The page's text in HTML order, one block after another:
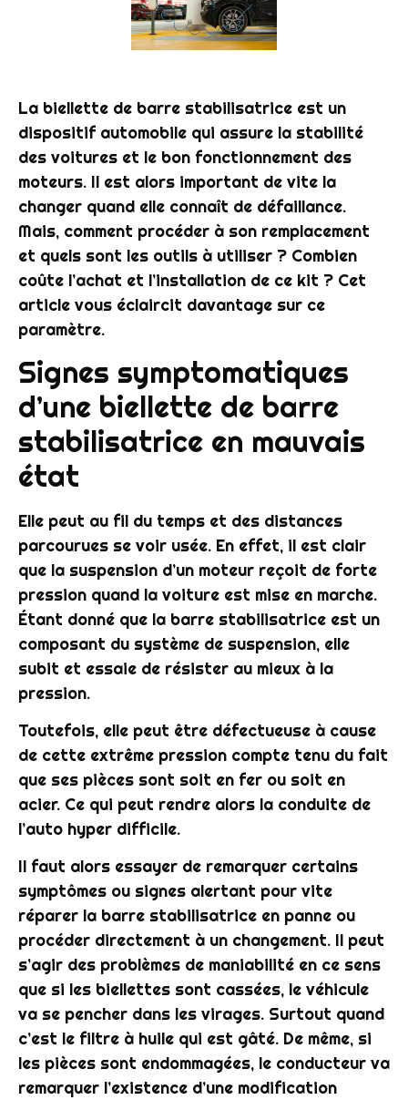
La biellette de barre stabilisatrice est un
dispositif automobile qui assure la stabilité
des voitures et le bon fonctionnement des
moteurs. Il est alors important de vite la
changer quand elle connaît de défaillance.
Mais, comment procéder à son remplacement
et quels sont les outils à utiliser ? Combien
coûte l’achat et l’installation de ce kit ? Cet
article vous éclaircit davantage sur ce
paramètre.
Signes symptomatiques
d’une biellette de barre
stabilisatrice en mauvais
état
Elle peut au fil du temps et des distances
parcourues se voir usée. En effet, il est clair
que la suspension d’un moteur reçoit de forte
pression quand la voiture est mise en marche.
Étant donné que la barre stabilisatrice est un
composant du système de suspension, elle
subit et essaie de résister au mieux à la
pression.
Toutefois, elle peut être défectueuse à cause
de cette extrême pression compte tenu du fait
que ses pièces sont soit en fer ou soit en
acier. Ce qui peut rendre alors la conduite de
l’auto hyper difficile.
Il faut alors essayer de remarquer certains
symptômes ou signes alertant pour vite
réparer la barre stabilisatrice en panne ou
procéder directement à un changement. Il peut
s’agir des problèmes de maniabilité en ce sens
que si les biellettes sont cassées, le véhicule
va se pencher dans les virages. Surtout quand
c’est le filtre à huile qui est gâté. De même, si
les pièces sont endommagées, le conducteur va
remarquer l’existence d’une modification